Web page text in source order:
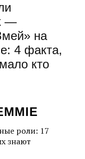
—
на
4 факта,
кто
роли: 17
знают